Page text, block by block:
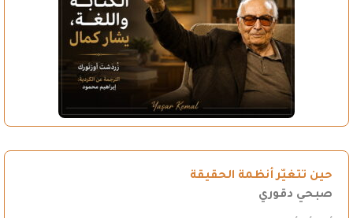
حين تتغيّر أنظمة الحقيقة
صبحي دقوري